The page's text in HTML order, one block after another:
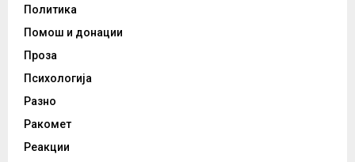
Политика
Помош и донации
Проза
Психологија
Разно
Ракомет
Реакции